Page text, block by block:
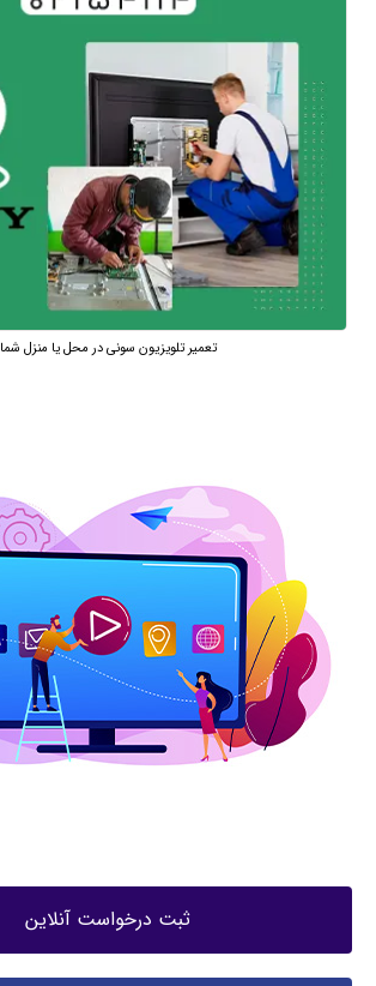
تعمیر تلویزیون سونی در محل یا منزل شما
ثبت درخواست آنلاین